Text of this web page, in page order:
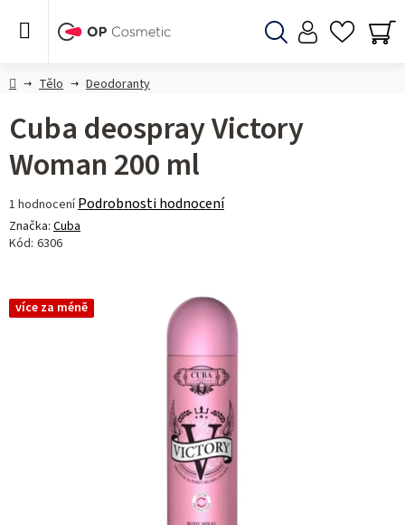
DomůTělo Deodoranty
Cuba deospray Victory
Woman 200 ml
Průměrné
hodnocení
produktu
z 5
hvězdiček.
1 hodnocení Podrobnosti hodnocení
Značka: Cuba
Kód: 6306
více za méně